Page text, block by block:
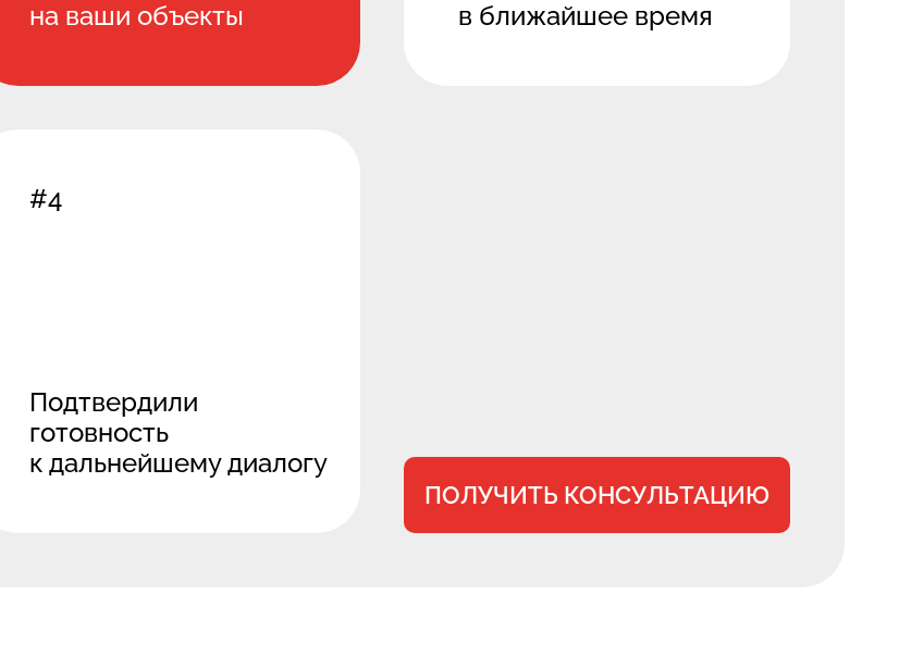
на ваши объекты
в ближайшее время
#4
Подтвердили
готовность
к дальнейшему диалогу
ПОЛУЧИТЬ КОНСУЛЬТАЦИЮ